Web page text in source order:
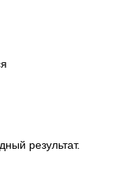
результат.